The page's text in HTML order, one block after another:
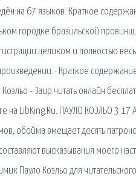
на 67 языков. Краткое
городке бразильской
целиком и полностью
· Краткое
- Заир читать онлайн
LibKing.Ru. ПАУЛО КОЭЛЬО 3:17
обойма вмещает десять
высказывания моего
Пауло Коэльо для